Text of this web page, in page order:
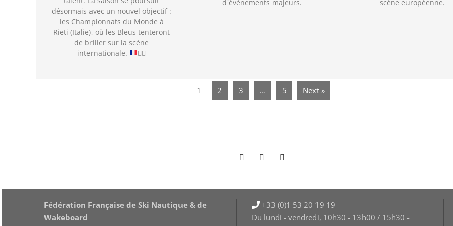
désormais avec un nouvel objectif :
les Championnats du Monde à
Rieti (Italie), où les Bleus tenteront
de briller sur la scène
internationale.
🏄‍♂️
d'événements majeurs.
scène européenne.
1 2 3 … 5 Next »
Fédération Française de Ski Nautique & de
Wakeboard
+33 (0)1 53 20 19 19
Du lundi - vendredi, 10h30 - 13h00 / 15h30 -